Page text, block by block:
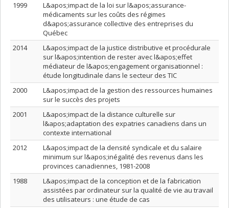
1999
L&apos;impact de la loi sur l&apos;assurance-
médicaments sur les coûts des régimes
d&apos;assurance collective des entreprises du
Québec
2014
L&apos;impact de la justice distributive et procédurale
sur l&apos;intention de rester avec l&apos;effet
médiateur de l&apos;engagement organisationnel :
étude longitudinale dans le secteur des TIC
2000
L&apos;impact de la gestion des ressources humaines
sur le succès des projets
2001
L&apos;impact de la distance culturelle sur
l&apos;adaptation des expatries canadiens dans un
contexte international
2012
L&apos;impact de la densité syndicale et du salaire
minimum sur l&apos;inégalité des revenus dans les
provinces canadiennes, 1981-2008
1988
L&apos;impact de la conception et de la fabrication
assistées par ordinateur sur la qualité de vie au travail
des utilisateurs : une étude de cas